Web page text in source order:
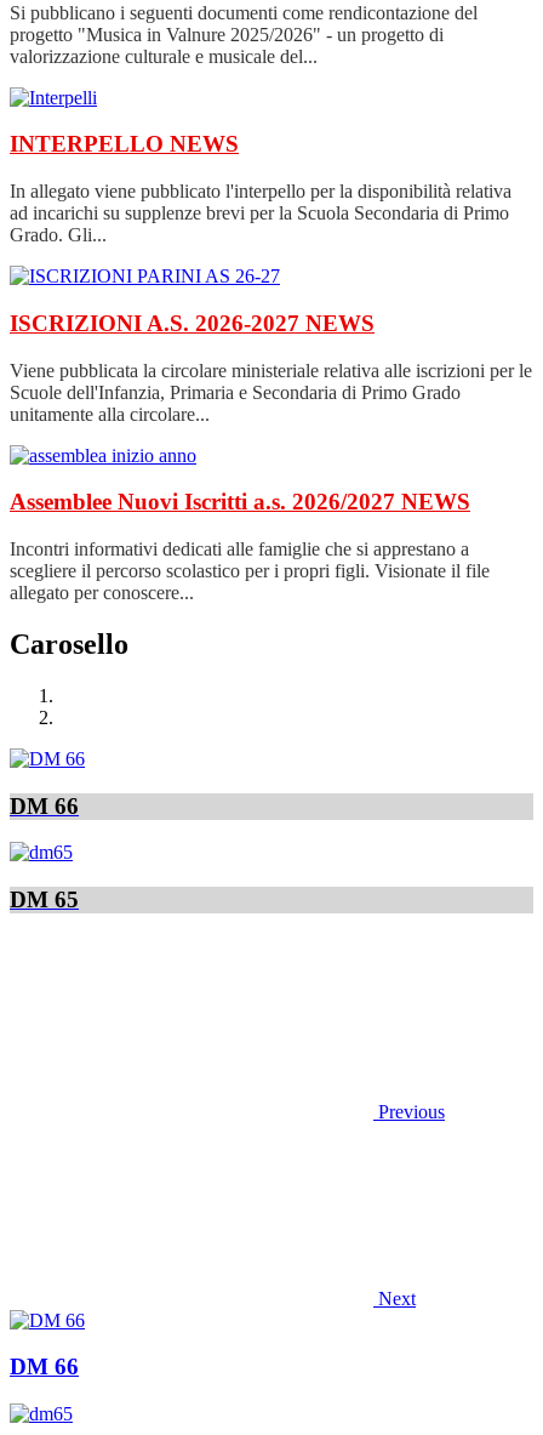
Si pubblicano i seguenti documenti come rendicontazione del
progetto "Musica in Valnure 2025/2026" - un progetto di
valorizzazione culturale e musicale del...
INTERPELLO NEWS
In allegato viene pubblicato l'interpello per la disponibilità relativa
ad incarichi su supplenze brevi per la Scuola Secondaria di Primo
Grado. Gli...
ISCRIZIONI A.S. 2026-2027 NEWS
Viene pubblicata la circolare ministeriale relativa alle iscrizioni per le
Scuole dell'Infanzia, Primaria e Secondaria di Primo Grado
unitamente alla circolare...
Assemblee Nuovi Iscritti a.s. 2026/2027 NEWS
Incontri informativi dedicati alle famiglie che si apprestano a
scegliere il percorso scolastico per i propri figli. Visionate il file
allegato per conoscere...
Carosello
DM 66
DM 65
Previous
Next
DM 66